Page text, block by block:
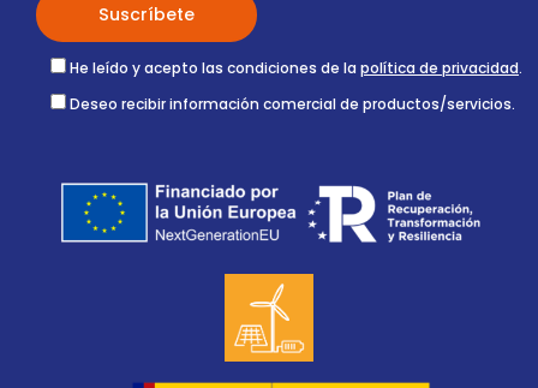
He leído y acepto las condiciones de la política de privacidad.
Deseo recibir información comercial de productos/servicios.